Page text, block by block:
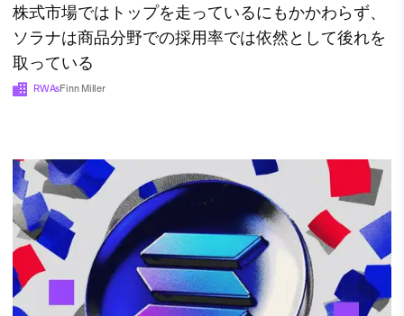
株式市場ではトップを走っているにもかかわらず、
ソラナは商品分野での採用率では依然として後れを
取っている
RWAsFinn Miller